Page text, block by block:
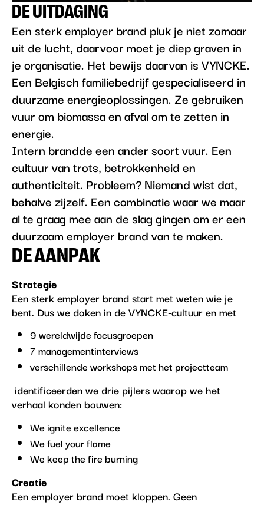
DE UITDAGING
Een sterk employer brand pluk je niet zomaar
uit de lucht, daarvoor moet je diep graven in
je organisatie. Het bewijs daarvan is VYNCKE.
Een Belgisch familiebedrijf gespecialiseerd in
duurzame energieoplossingen. Ze gebruiken
vuur om biomassa en afval om te zetten in
energie.
Intern brandde een ander soort vuur. Een
cultuur van trots, betrokkenheid en
authenticiteit. Probleem? Niemand wist dat,
behalve zijzelf. Een combinatie waar we maar
al te graag mee aan de slag gingen om er een
duurzaam employer brand van te maken.
DE AANPAK
Strategie
Een sterk employer brand start met weten wie je
bent. Dus we doken in de VYNCKE-cultuur en met
9 wereldwijde focusgroepen
7 managementinterviews
verschillende workshops met het projectteam
identificeerden we drie pijlers waarop we het
verhaal konden bouwen:
We ignite excellence
We fuel your flame
We keep the fire burning
Creatie
Een employer brand moet kloppen. Geen